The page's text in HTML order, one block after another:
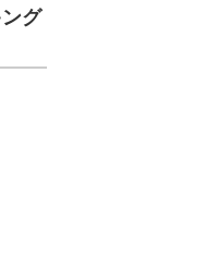
空間、開放感たっぷりのキ
グ